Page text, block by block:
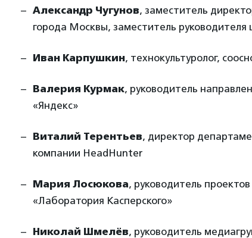
Александр Чугунов, заместитель
города Москвы, заместитель
Иван Карпушкин, технокультуролог,
Валерия Курмак, руководитель
«Яндекс»
Виталий Терентьев, директор
компании HeadHunter
Мария Лосюкова, руководитель
«Лаборатория Касперского»
Николай Шмелёв, руководитель